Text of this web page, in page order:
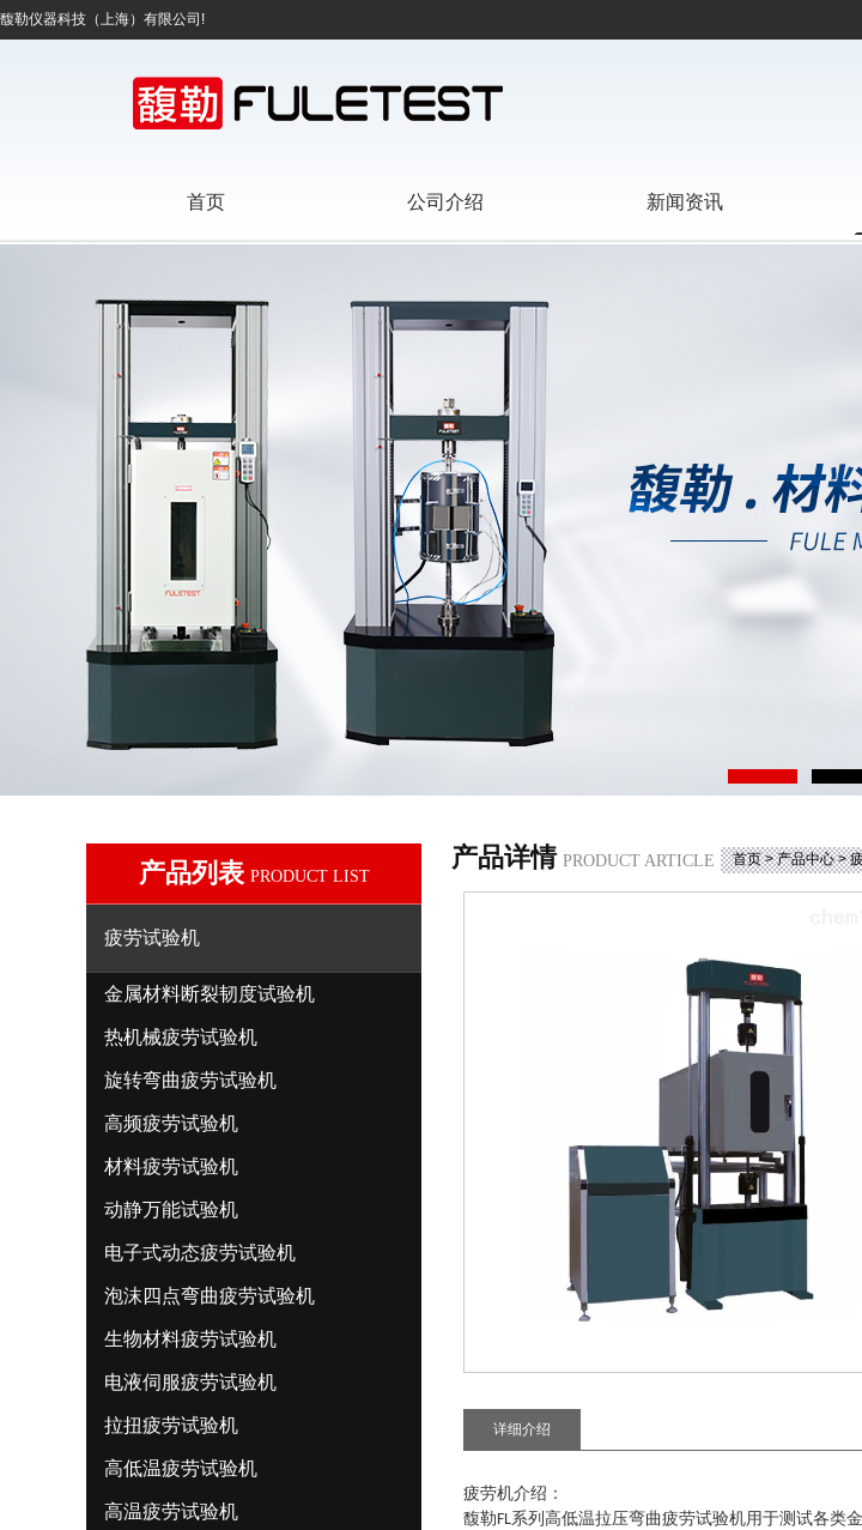
馥勒仪器科技（上海）有限公司!
首页 公司介绍 新闻资讯
产品列表 PRODUCT LIST
疲劳试验机
金属材料断裂韧度试验机
热机械疲劳试验机
旋转弯曲疲劳试验机
高频疲劳试验机
材料疲劳试验机
动静万能试验机
电子式动态疲劳试验机
泡沫四点弯曲疲劳试验机
生物材料疲劳试验机
电液伺服疲劳试验机
拉扭疲劳试验机
高低温疲劳试验机
高温疲劳试验机
产品详情 PRODUCT ARTICLE 首页>产品中心>
详细介绍
疲劳机介绍 ：
馥勒FL系列 高低温拉压弯曲疲劳试验机用于测试各类